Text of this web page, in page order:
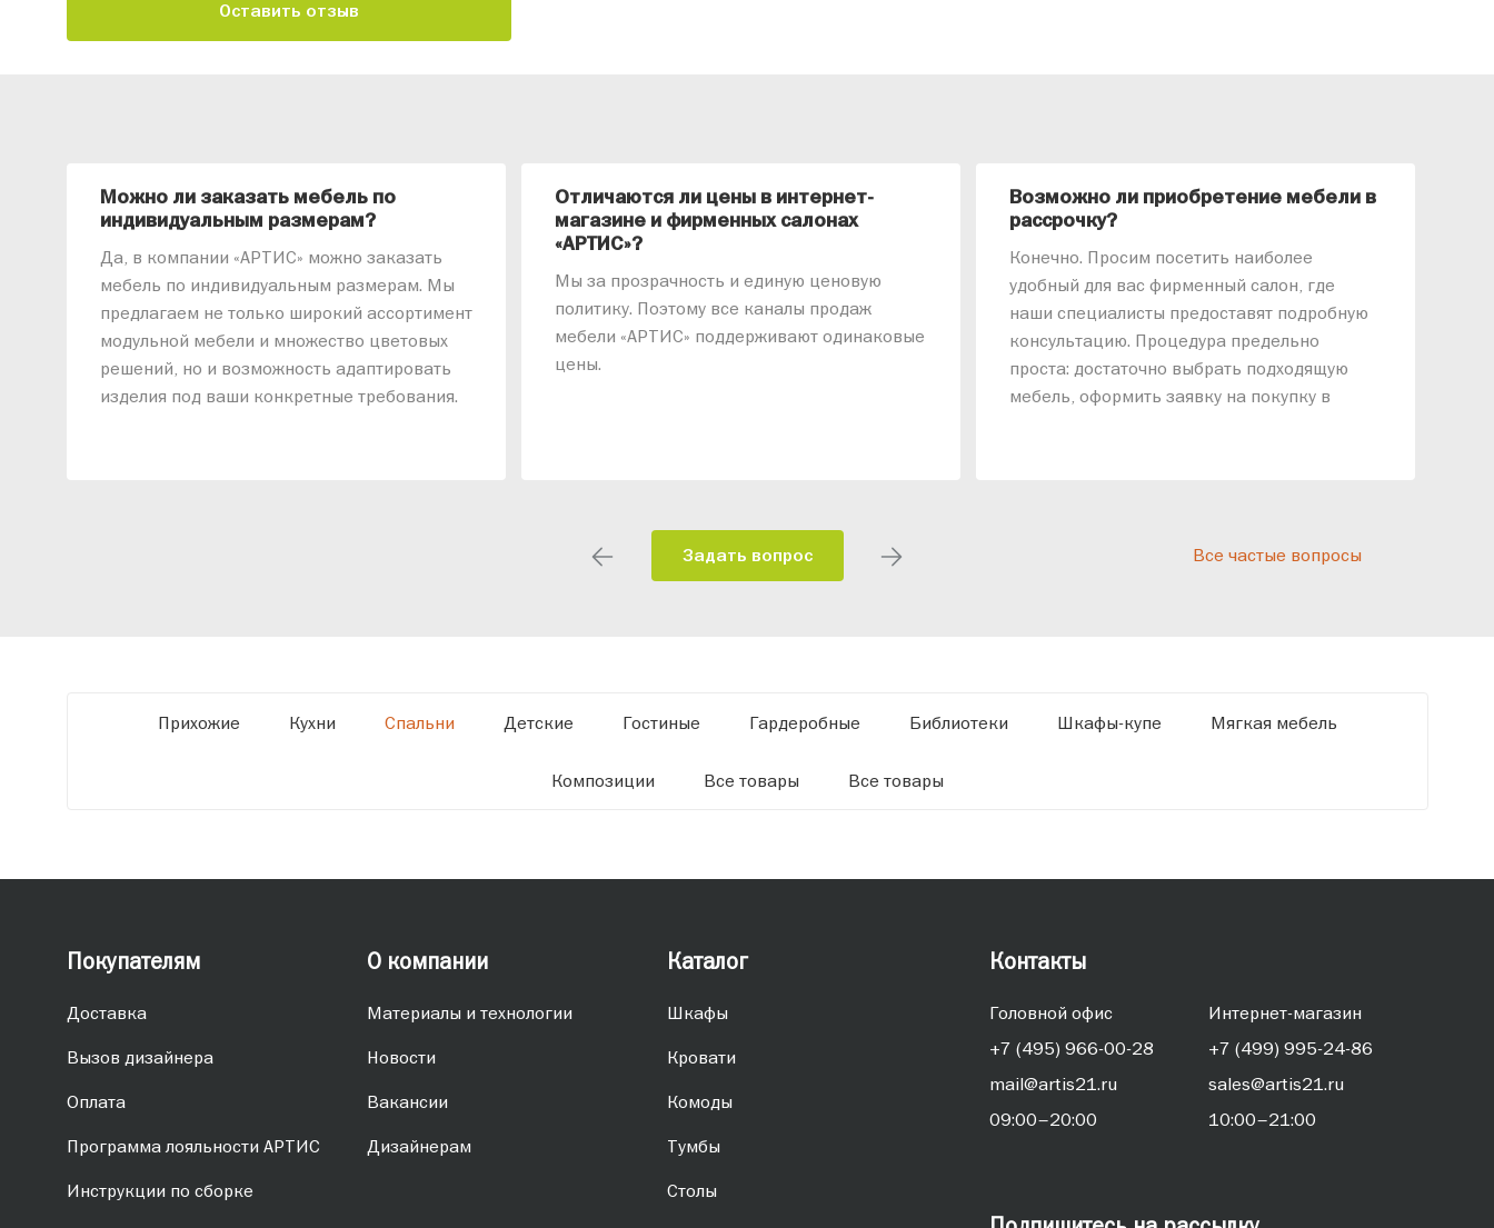
Оставить отзыв
Можно ли заказать мебель по
индивидуальным размерам?
Да, в компании «АРТИС» можно заказать
мебель по индивидуальным размерам. Мы
предлагаем не только широкий ассортимент
модульной мебели и множество цветовых
решений, но и возможность адаптировать
изделия под ваши конкретные требования.
Отличаются ли цены в интернет-
магазине и фирменных салонах
«АРТИС»?
Мы за прозрачность и единую ценовую
политику. Поэтому все каналы продаж
мебели «АРТИС» поддерживают одинаковые
цены.
Возможно ли приобретение мебели в
рассрочку?
Конечно. Просим посетить наиболее
удобный для вас фирменный салон, где
наши специалисты предоставят подробную
консультацию. Процедура предельно
проста: достаточно выбрать подходящую
мебель, оформить заявку на покупку в
Задать вопрос Все частые вопросы
Прихожие Кухни Спальни Детские Гостиные Гардеробные Библиотеки Шкафы-купе Мягкая мебель
Композиции Все товары Все товары
Покупателям
Доставка
Вызов дизайнера
Оплата
Программа лояльности АРТИС
Инструкции по сборке
О компании
Материалы и технологии
Новости
Вакансии
Дизайнерам
Каталог
Шкафы
Кровати
Комоды
Тумбы
Столы
Контакты
Головной офис
+7 (495) 966-00-28
mail@artis21.ru
09:00–20:00
Интернет-магазин
+7 (499) 995-24-86
sales@artis21.ru
10:00–21:00